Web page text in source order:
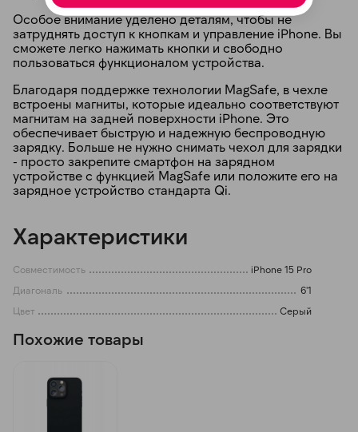
Особое внимание уделено деталям, чтобы не
затруднять доступ к кнопкам и управление iPhone. Вы
сможете легко нажимать кнопки и свободно
пользоваться функционалом устройства.
Благодаря поддержке технологии MagSafe, в чехле
встроены магниты, которые идеально соответствуют
магнитам на задней поверхности iPhone. Это
обеспечивает быструю и надежную беспроводную
зарядку. Больше не нужно снимать чехол для зарядки
- просто закрепите смартфон на зарядном
устройстве с функцией MagSafe или положите его на
зарядное устройство стандарта Qi.
Характеристики
Совместимость
iPhone 15 Pro
Диагональ
6'1
Цвет
Серый
Похожие товары